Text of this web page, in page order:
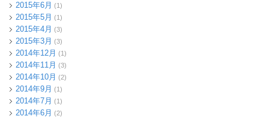
2015年6月 (1)
2015年5月 (1)
2015年4月 (3)
2015年3月 (3)
2014年12月 (1)
2014年11月 (3)
2014年10月 (2)
2014年9月 (1)
2014年7月 (1)
2014年6月 (2)